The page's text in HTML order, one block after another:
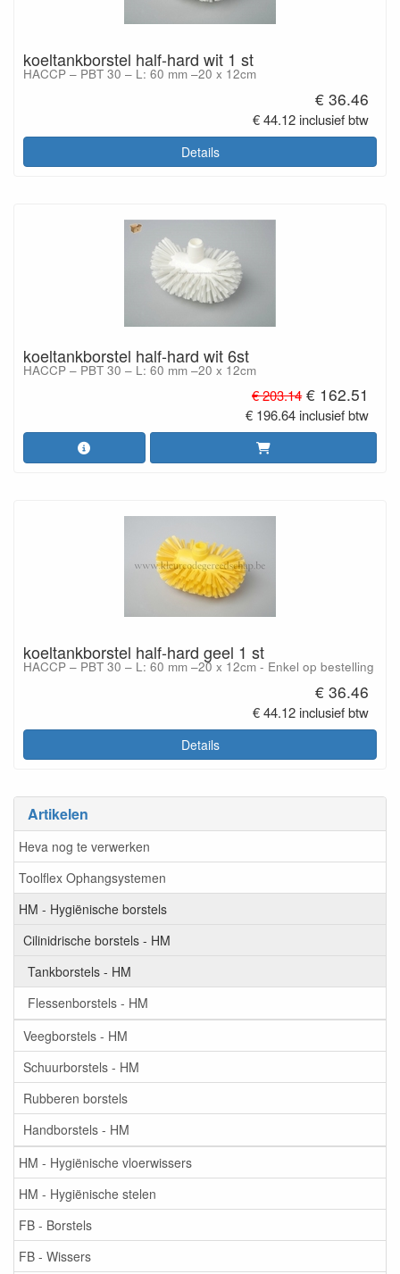
Artikelen
Heva nog te verwerken
Toolflex Ophangsystemen
HM - Hygiënische borstels
Cilinidrische borstels - HM
Tankborstels - HM
Flessenborstels - HM
Veegborstels - HM
Schuurborstels - HM
Rubberen borstels
Handborstels - HM
HM - Hygiënische vloerwissers
HM - Hygiënische stelen
FB - Borstels
FB - Wissers
koeltankborstel half-hard wit 1 st
HACCP – PBT 30 – L: 60 mm –20 x 12cm
€ 36.46
€ 44.12 inclusief btw
Details
koeltankborstel half-hard wit 6st
HACCP – PBT 30 – L: 60 mm –20 x 12cm
€ 203.14 € 162.51
€ 196.64 inclusief btw
koeltankborstel half-hard geel 1 st
HACCP – PBT 30 – L: 60 mm –20 x 12cm - Enkel op bestelling
€ 36.46
€ 44.12 inclusief btw
Details